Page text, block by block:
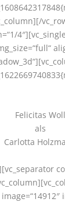
Felicitas Woll
als
Carlotta